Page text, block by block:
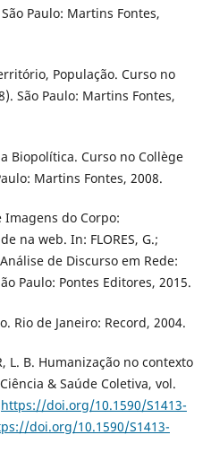
Paulo: Martins Fontes,
População. Curso no
São Paulo: Martins Fontes,
Biopolítica. Curso no Collège
Martins Fontes, 2008.
Imagens do Corpo:
na web. In: FLORES, G.;
de Discurso em Rede:
Paulo: Pontes Editores, 2015.
Rio de Janeiro: Record, 2004.
L. B. Humanização no contexto
& Saúde Coletiva, vol.
https://doi.org/10.1590/S1413-
doi.org/10.1590/S1413-